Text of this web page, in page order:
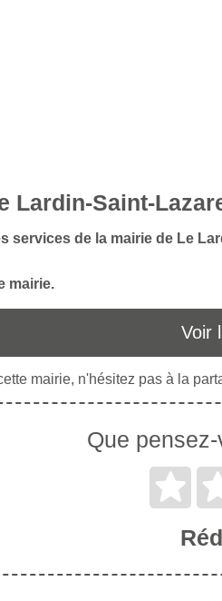
Lardin-Saint-
services de la mairie de Le
mairie.
Voir
mairie, n'hésitez pas à la
Que